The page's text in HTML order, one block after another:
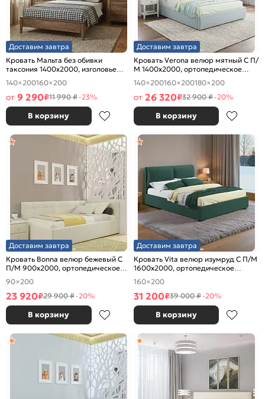
Доставим завтра
Кровать Мальта без обивки
таксония 1400x2000, изголовье
жесткое
140×200160×200
от 9 290₽11 990 ₽-23%
В корзину
Доставим завтра
Кровать Verona велюр мятный С П/
М 1400x2000, ортопедическое
основание, изголовье мягкое
140×200160×200180×200
от 26 320₽32 900 ₽-20%
В корзину
Доставим завтра
Кровать Bonna велюр бежевый С
П/М 900x2000, ортопедическое
основание, изголовье мягкое
90×200
23 920₽29 900 ₽-20%
В корзину
Доставим завтра
Кровать Vita велюр изумруд С П/М
1600x2000, ортопедическое
основание, изголовье мягкое
160×200
31 200₽39 000 ₽-20%
В корзину